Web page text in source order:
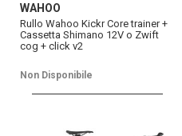
WAHOO
Rullo Wahoo Kickr Core trainer +
Cassetta Shimano 12V o Zwift
cog + click v2
Non Disponibile